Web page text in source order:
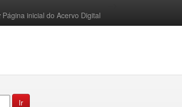
Página inicial do Acervo Digital